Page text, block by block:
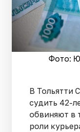
Фото:
В Тольятти
судить 42-
обвиняют в
роли